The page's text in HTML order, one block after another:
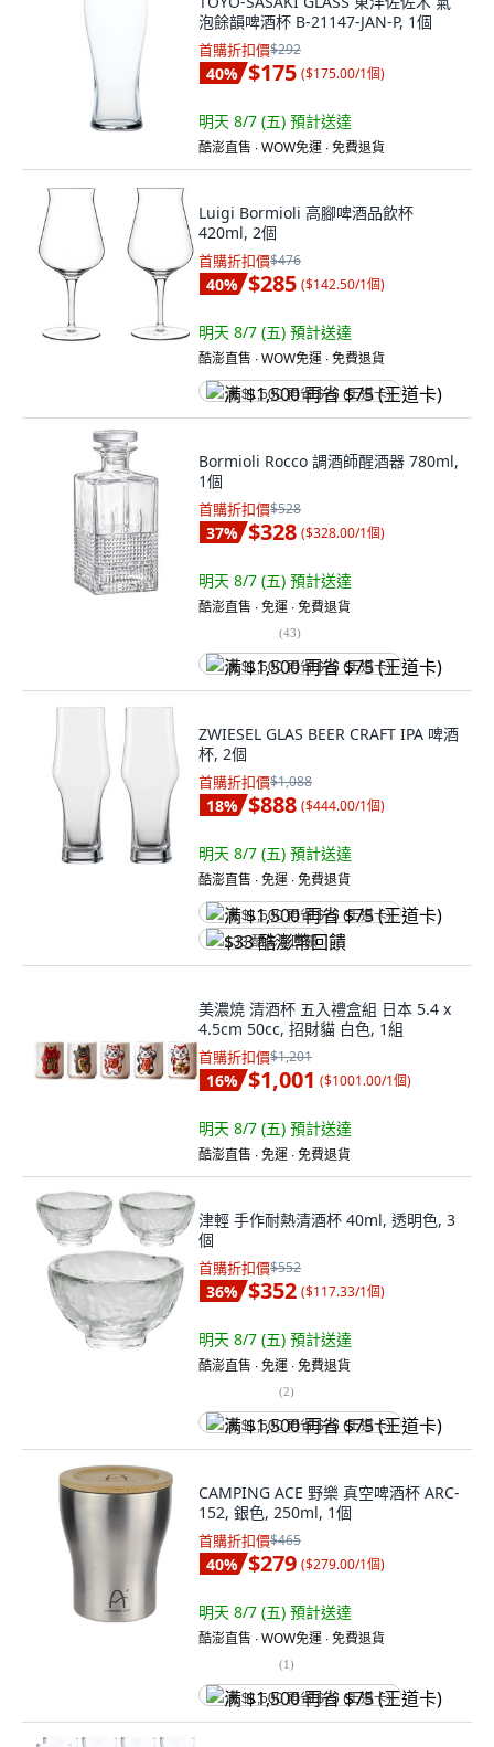
泡餘韻啤酒杯 B-21147-JAN-P, 1個
首購折扣價$292
40% $175 ($175.00/1個)
明天 8/7 (五) 預計送達
酷澎直售 ∙ WOW免運 ∙ 免費退貨
Luigi Bormioli 高腳啤酒品飲杯
420ml, 2個
首購折扣價$476
40% $285 ($142.50/1個)
明天 8/7 (五) 預計送達
酷澎直售 ∙ WOW免運 ∙ 免費退貨
满 $1,500 再省 $75 (王道卡)
Bormioli Rocco 調酒師醒酒器 780ml,
1個
首購折扣價$528
37% $328 ($328.00/1個)
明天 8/7 (五) 預計送達
酷澎直售 ∙ 免運 ∙ 免費退貨
(43)
满 $1,500 再省 $75 (王道卡)
ZWIESEL GLAS BEER CRAFT IPA 啤酒
杯, 2個
首購折扣價$1,088
18% $888 ($444.00/1個)
明天 8/7 (五) 預計送達
酷澎直售 ∙ 免運 ∙ 免費退貨
满 $1,500 再省 $75 (王道卡)
$33 酷澎幣回饋
美濃燒 清酒杯 五入禮盒組 日本 5.4 x
4.5cm 50cc, 招財貓 白色, 1組
首購折扣價$1,201
16% $1,001 ($1001.00/1個)
明天 8/7 (五) 預計送達
酷澎直售 ∙ 免運 ∙ 免費退貨
津輕 手作耐熱清酒杯 40ml, 透明色, 3
個
首購折扣價$552
36% $352 ($117.33/1個)
明天 8/7 (五) 預計送達
酷澎直售 ∙ 免運 ∙ 免費退貨
(2)
满 $1,500 再省 $75 (王道卡)
CAMPING ACE 野樂 真空啤酒杯 ARC-
152, 銀色, 250ml, 1個
首購折扣價$465
40% $279 ($279.00/1個)
明天 8/7 (五) 預計送達
酷澎直售 ∙ WOW免運 ∙ 免費退貨
(1)
满 $1,500 再省 $75 (王道卡)